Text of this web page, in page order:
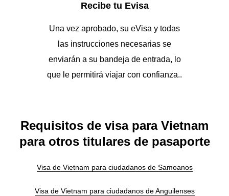
Recibe tu Evisa
Una vez aprobado, su eVisa y todas
las instrucciones necesarias se
enviarán a su bandeja de entrada, lo
que le permitirá viajar con confianza..
Requisitos de visa para Vietnam
para otros titulares de pasaporte
Visa de Vietnam para ciudadanos de Samoanos
Visa de Vietnam para ciudadanos de Anguilenses